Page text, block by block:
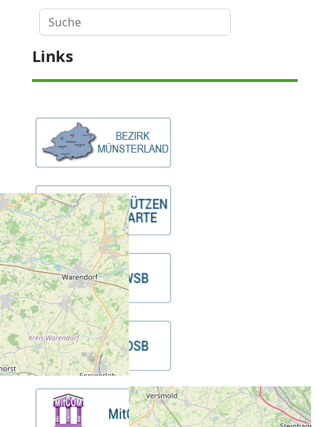
Suche
Links